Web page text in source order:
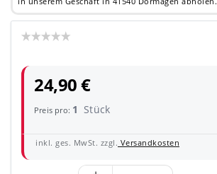
24,90 €
Preis pro: 1 Stück
inkl. ges. MwSt. zzgl. Versandkosten